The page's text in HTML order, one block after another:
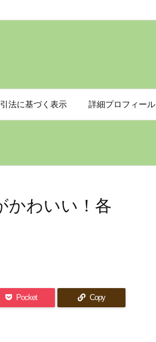
法に基づく表示 詳細プロフィール
かわいい！各
Pocket Copy